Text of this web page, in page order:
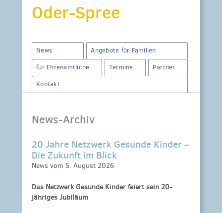
Oder-Spree
News
Angebote für Familien
für Ehrenamtliche
Termine
Partner
Kontakt
News-Archiv
20 Jahre Netzwerk Gesunde Kinder –
Die Zukunft im Blick
News vom 5. August 2026
Das Netzwerk Gesunde Kinder feiert sein 20-
jähriges Jubiläum